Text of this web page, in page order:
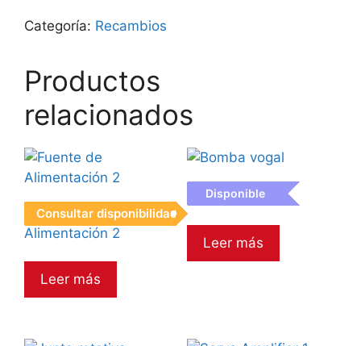
Categoría: Recambios
Productos
relacionados
Consultar disponibilidad
Fuente de
Alimentación 2
Leer más
Disponible
Bomba vogal
Leer más